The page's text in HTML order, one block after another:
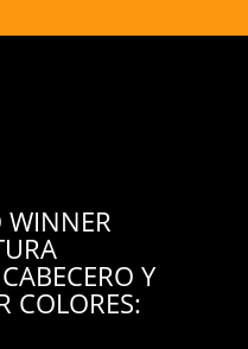
WINNER
Y
COLORES: